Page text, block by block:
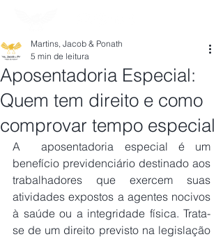
Aposentadoria Especial:
Quem tem direito e como
comprovar tempo especial
Martins, Jacob & Ponath
5 min de leitura
A  aposentadoria especial é um
benefício previdenciário destinado aos
trabalhadores que exercem suas
atividades expostos a agentes nocivos
à saúde ou a integridade física. Trata-
se de um direito previsto na legislação